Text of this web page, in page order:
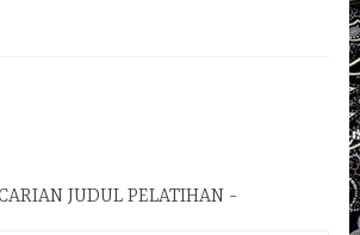
JUDUL PELATIHAN